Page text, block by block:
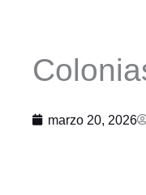
marzo 20, 2026